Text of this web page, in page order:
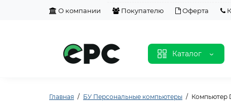
О компании Покупателю Оферта
Каталог
Главная БУ Персональные компьютеры Компьютер